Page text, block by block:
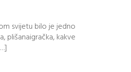
svijetu bilo je jedno
plišanaigračka, kakve